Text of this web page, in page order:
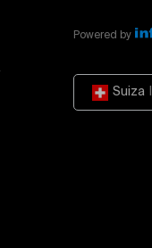
Powered by
Suiza